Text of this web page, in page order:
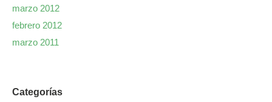
marzo 2012
febrero 2012
marzo 2011
Categorías